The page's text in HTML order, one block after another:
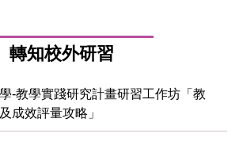
轉知校外研習
-教學實踐研究計畫研習工作坊「教
成效評量攻略」